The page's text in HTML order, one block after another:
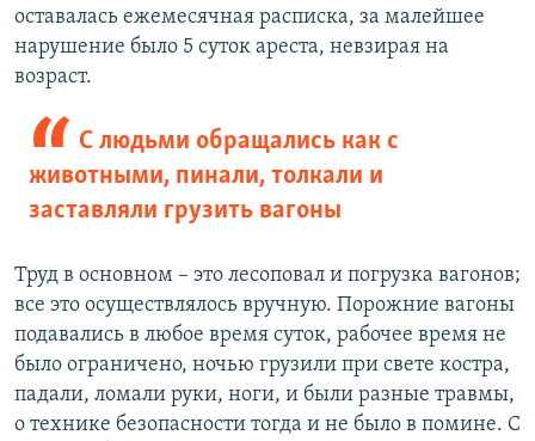
оставалась ежемесячная расписка, за малейшее
нарушение было 5 суток ареста, невзирая на
возраст.
С людьми обращались как с
животными, пинали, толкали и
заставляли грузить вагоны
Труд в основном – это лесоповал и погрузка вагонов;
все это осуществлялось вручную. Порожние вагоны
подавались в любое время суток, рабочее время не
было ограничено, ночью грузили при свете костра,
падали, ломали руки, ноги, и были разные травмы,
о технике безопасности тогда и не было в помине. С